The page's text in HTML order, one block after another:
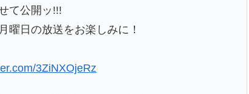
て公開ッ!!!
曜日の放送をお楽しみに！
3ZiNXOjeRz